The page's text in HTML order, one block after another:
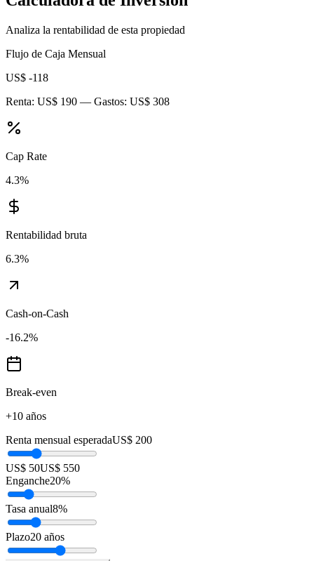
Analiza la rentabilidad de esta propiedad
Flujo de Caja Mensual
US$ -118
Renta: US$ 190 — Gastos: US$ 308
Cap Rate
4.3%
Rentabilidad bruta
6.3%
Cash-on-Cash
-16.2%
Break-even
+10 años
Renta mensual esperadaUS$ 200
US$ 50US$ 550
Enganche20%
Tasa anual8%
Plazo20 años